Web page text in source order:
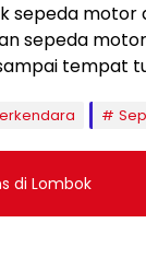
sepeda motor
sepeda
tempat
di Lombok